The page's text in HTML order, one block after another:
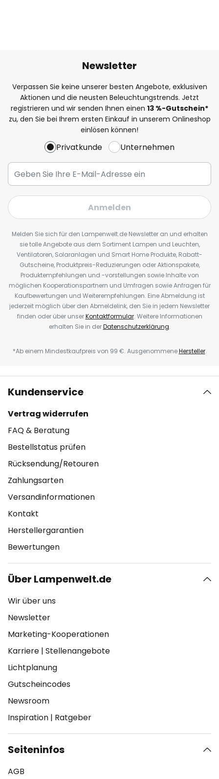
Newsletter
Verpassen Sie keine unserer besten Angebote, exklusiven
Aktionen und die neusten Beleuchtungstrends. Jetzt
registrieren und wir senden Ihnen einen 13 %-Gutschein*
zu, den Sie bei Ihrem ersten Einkauf in unserem Onlineshop
einlösen können!
Privatkunde Unternehmen
Anmelden
Melden Sie sich für den Lampenwelt.de Newsletter an und erhalten
sie tolle Angebote aus dem Sortiment Lampen und Leuchten,
Ventilatoren, Solaranlagen und Smart Home Produkte, Rabatt-
Gutscheine, Produktpreis-Reduzierungen oder Aktionspakete,
Produktempfehlungen und -vorstellungen sowie Inhalte von
möglichen Kooperationspartnern und Umfragen sowie Anfragen für
Kaufbewertungen und Weiterempfehlungen. Eine Abmeldung ist
jederzeit möglich über den Abmeldelink, den Sie in jedem Newsletter
finden oder über unserKontaktformular. Weitere Informationen
erhalten Sie in derDatenschutzerklärung.
*Ab einem Mindestkaufpreis von 99 €. AusgenommeneHersteller.
Kundenservice
Vertrag widerrufen
FAQ & Beratung
Bestellstatus prüfen
Rücksendung/Retouren
Zahlungsarten
Versandinformationen
Kontakt
Herstellergarantien
Bewertungen
Über Lampenwelt.de
Wir über uns
Newsletter
Marketing-Kooperationen
Karriere | Stellenangebote
Lichtplanung
Gutscheincodes
Newsroom
Inspiration | Ratgeber
Seiteninfos
AGB